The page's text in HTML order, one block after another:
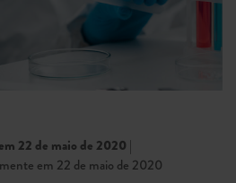
22 de maio de 2020 |
em 22 de maio de 2020